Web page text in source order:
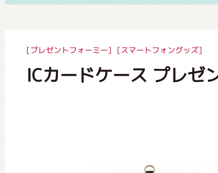
[プレゼントフォーミー] [スマートフォングッズ]
ICカードケース プレゼ
絵本・作家紹介
グッズインフォメーション